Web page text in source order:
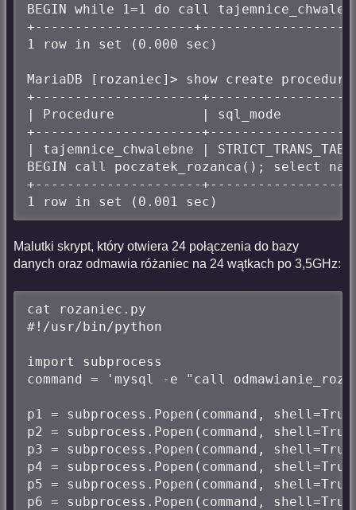
BEGIN while 1=1 do call
+--------------------
1 row in set (0.000 sec)
MariaDB [rozaniec]> show create
+---------------------
| Procedure           |
+---------------------
| tajemnice_chwalebne |
BEGIN call poczatek_rozanca(); select
+---------------------
1 row in set (0.001 sec)
Malutki skrypt, który otwiera 24 połączenia do bazy
danych oraz odmawia różaniec na 24 wątkach po 3,5GHz:
cat rozaniec.py
#!/usr/bin/python
import subprocess
command = 'mysql -e "call
p1 = subprocess.Popen(command,
p2 = subprocess.Popen(command,
p3 = subprocess.Popen(command,
p4 = subprocess.Popen(command,
p5 = subprocess.Popen(command,
p6 = subprocess.Popen(command,